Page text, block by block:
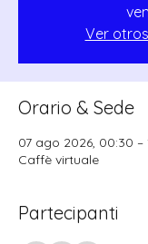
Ver
Orario & Sede
07 ago 2026, 00:30 –
Caffè virtuale
Partecipanti